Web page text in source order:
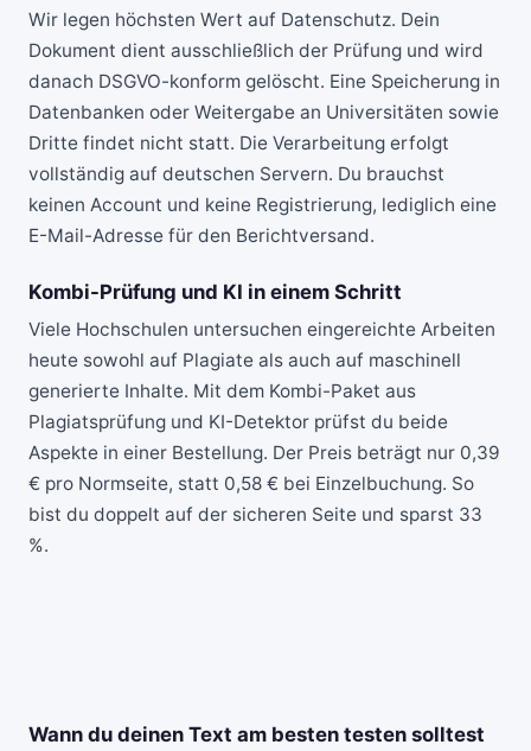
Wir legen höchsten Wert auf Datenschutz. Dein
Dokument dient ausschließlich der Prüfung und wird
danach DSGVO-konform gelöscht. Eine Speicherung in
Datenbanken oder Weitergabe an Universitäten sowie
Dritte findet nicht statt. Die Verarbeitung erfolgt
vollständig auf deutschen Servern. Du brauchst
keinen Account und keine Registrierung, lediglich eine
E-Mail-Adresse für den Berichtversand.
Kombi-Prüfung und KI in einem Schritt
Viele Hochschulen untersuchen eingereichte Arbeiten
heute sowohl auf Plagiate als auch auf maschinell
generierte Inhalte. Mit dem Kombi-Paket aus
Plagiatsprüfung und KI-Detektor prüfst du beide
Aspekte in einer Bestellung. Der Preis beträgt nur 0,39
€ pro Normseite, statt 0,58 € bei Einzelbuchung. So
bist du doppelt auf der sicheren Seite und sparst 33
%.
Wann du deinen Text am besten testen solltest